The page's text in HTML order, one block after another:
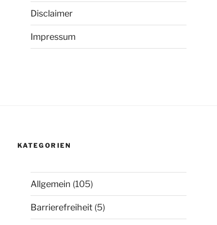
Disclaimer
Impressum
KATEGORIEN
Allgemein (105)
Barrierefreiheit (5)